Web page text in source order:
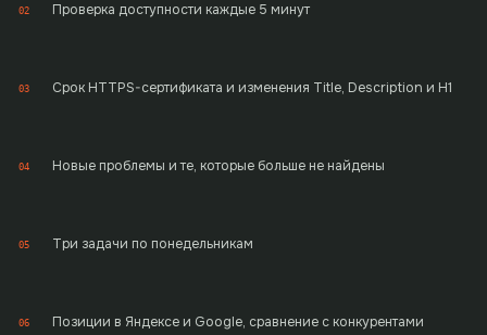
02 Проверка доступности каждые 5 минут
03 Срок HTTPS-сертификата и изменения Title, Description и H1
04 Новые проблемы и те, которые больше не найдены
05 Три задачи по понедельникам
06 Позиции в Яндексе и Google, сравнение с конкурентами